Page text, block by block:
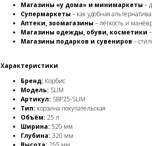
Магазины «у дома» и минимаркеты –
Супермаркеты – как удобная
Аптеки, зоомагазины – лёгкость и
Магазины одежды, обуви, косметики
Магазины подарков и сувениров –
Характеристики
Бренд: Корбис
Модель: SLIM
Артикул: SBP25-SLIM
Тип: корзина покупательская
Объём: 25 л
Ширина: 520 мм
Глубина: 320 мм